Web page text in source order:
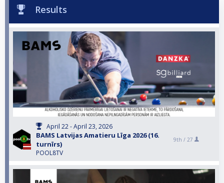
Results
April 22 - April 23, 2026
BAMS Latvijas Amatieru Līga 2026 (16.
turnīrs)
POOL8TV
9th / 27